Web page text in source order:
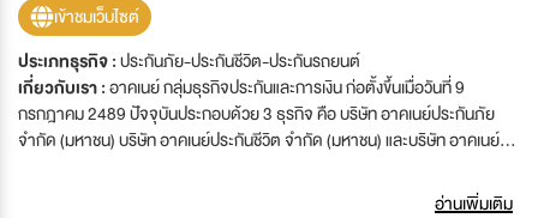
เข้าชมเว็บไซต์
ประเภทธุรกิจ :ประกันภัย-ประกันชีวิต-ประกันรถยนต์
เกี่ยวกับเรา :อาคเนย์ กลุ่มธุรกิจประกันและการเงิน ก่อตั้งขึ้นเมื่อวันที่ 9
กรกฎาคม 2489 ปัจจุบันประกอบด้วย 3 ธุรกิจ คือ บริษัท อาคเนย์ประกันภัย
จำกัด (มหาชน) บริษัท อาคเนย์ประกันชีวิต จำกัด (มหาชน) และบริษัท อาคเนย์
1 ใน 5 สายธุรกิจหลักของกลุ่มทีซีซี กลุ่มธุรกิจชั้นนำของประเทศไทยที่มีความ
อ่านเพิ่มเติม